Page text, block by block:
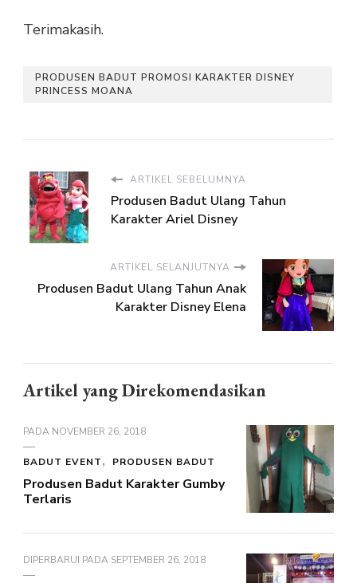
Terimakasih.
PRODUSEN BADUT PROMOSI KARAKTER DISNEY
PRINCESS MOANA
ARTIKEL SEBELUMNYA
Produsen Badut Ulang Tahun
Karakter Ariel Disney
ARTIKEL SELANJUTNYA
Produsen Badut Ulang Tahun Anak
Karakter Disney Elena
Artikel yang Direkomendasikan
PADA NOVEMBER 26, 2018
BADUT EVENT PRODUSEN BADUT
Produsen Badut Karakter Gumby
Terlaris
DIPERBARUI PADA SEPTEMBER 26, 2018